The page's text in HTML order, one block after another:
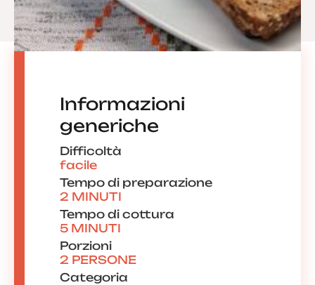
Informazioni
generiche
Difficoltà
facile
Tempo di preparazione
2 MINUTI
Tempo di cottura
5 MINUTI
Porzioni
2 PERSONE
Categoria